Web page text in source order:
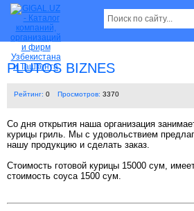
PLUTOS BIZNES
Рейтинг: 0 Просмотров: 3370
Со дня открытия наша организация
курицы гриль. Мы с удовольствием
нашу продукцию и сделать заказ.
Стоимость готовой курицы 15000 сум,
стоимость соуса 1500 сум.